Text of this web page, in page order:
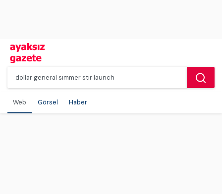
Web Görsel Haber